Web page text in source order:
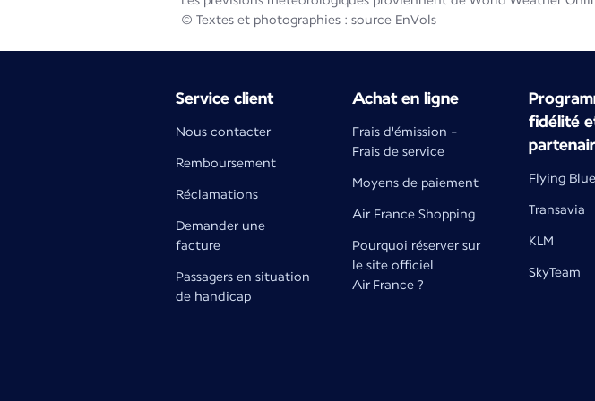
© Textes et photographies : source EnVols
Service client
Nous contacter
Remboursement
Réclamations
Demander une
facture
Passagers en situation
de handicap
Achat en ligne
Frais d'émission -
Frais de service
Moyens de paiement
Air France Shopping
Pourquoi réserver sur
le site officiel
Air France ?
fidélité
Flying Blue
Transavia
KLM
SkyTeam